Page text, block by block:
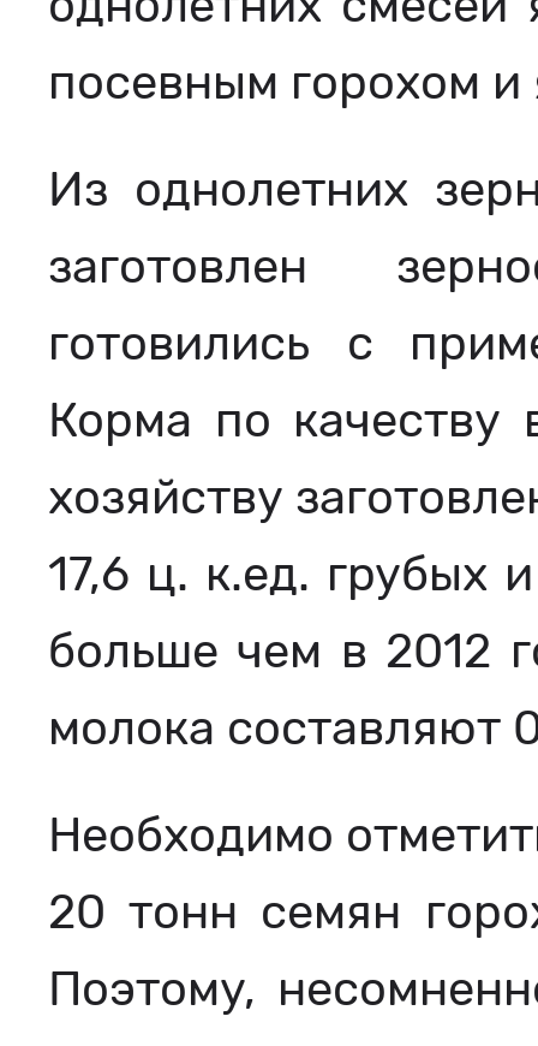
посевным горохом и
Из однолетних
заготовлен
готовились с
Корма по качеству
хозяйству
17,6 ц. к.ед. грубых
больше чем в 2012
молока составляют
Необходимо
20 тонн семян
Поэтому,